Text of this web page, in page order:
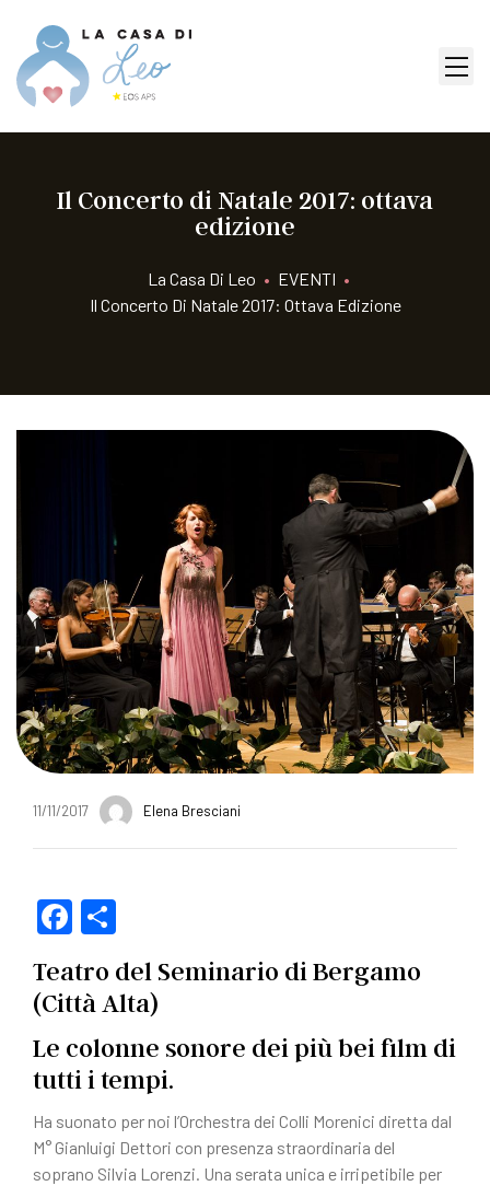
Il Concerto di Natale 2017: ottava
edizione
La Casa Di Leo • EVENTI •
Il Concerto Di Natale 2017: Ottava Edizione
11/11/2017 Elena Bresciani
F
c
e
b
o
o
k
o
n
di
vi
di
Teatro del Seminario di Bergamo
(Città Alta)
Le colonne sonore dei più bei film di
tutti i tempi.
Ha suonato per noi l’Orchestra dei Colli Morenici diretta dal
M° Gianluigi Dettori con presenza straordinaria del
soprano Silvia Lorenzi. Una serata unica e irripetibile per